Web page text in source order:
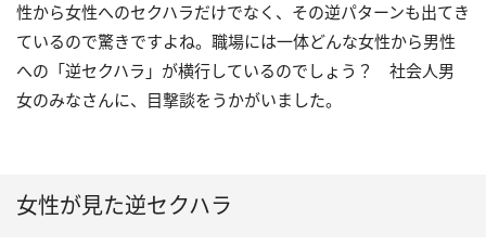
性から女性へのセクハラだけでなく、その逆パターンも出てき
ているので驚きですよね。職場には一体どんな女性から男性
への「逆セクハラ」が横行しているのでしょう？ 社会人男
女のみなさんに、目撃談をうかがいました。
女性が見た逆セクハラ